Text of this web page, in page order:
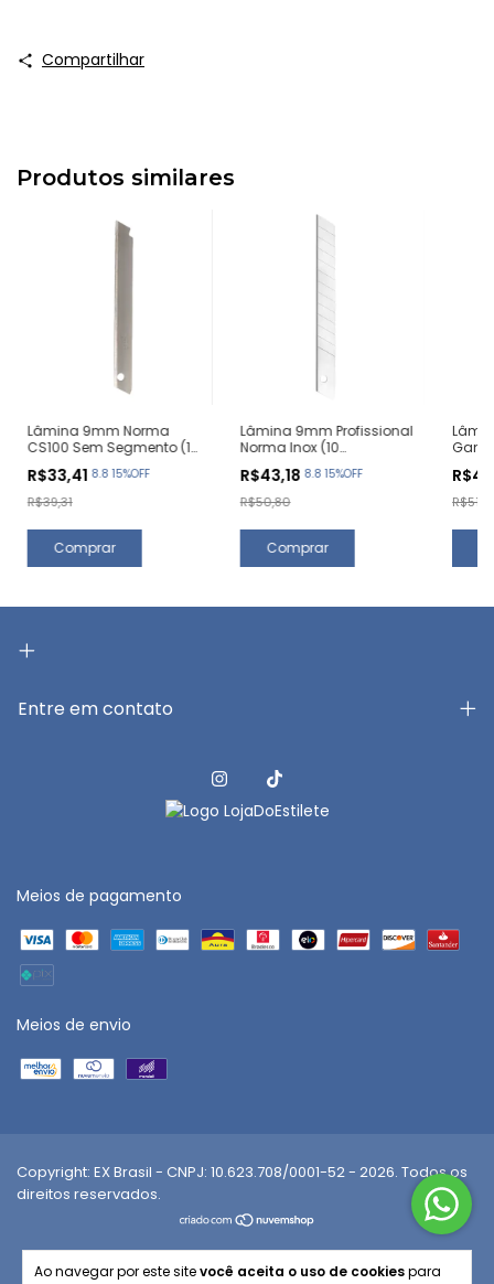
Ao navegar por este sitevocê aceita o uso de cookiespara
Compartilhar
Produtos similares
Lâmina 9mm Norma
CS100 Sem Segmento (10
R$33,41 8.8 15%OFF
R$39,31
Lâmina 9mm Profissional
Norma Inox (10
R$43,18 8.8 15%OFF
R$50,80 R$51,41
Entre em contato
Meios de pagamento
Meios de envio